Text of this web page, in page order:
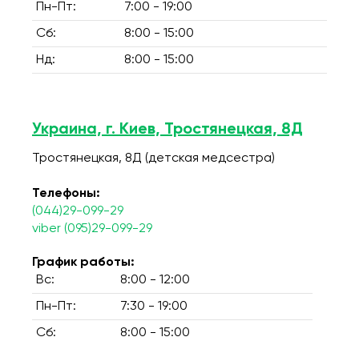
Пн-Пт:
7:00 - 19:00
Сб: 8:00 - 15:00
Нд: 8:00 - 15:00
Украина, г. Киев, Тростянецкая, 8Д
Тростянецкая, 8Д (детская медсестра)
Телефоны:
(044)29-099-29
viber (095)29-099-29
График работы:
Вс:
8:00 - 12:00
Пн-Пт: 7:30 - 19:00
Сб: 8:00 - 15:00